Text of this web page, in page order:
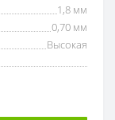
1,8 мм
0,70 мм
Высокая